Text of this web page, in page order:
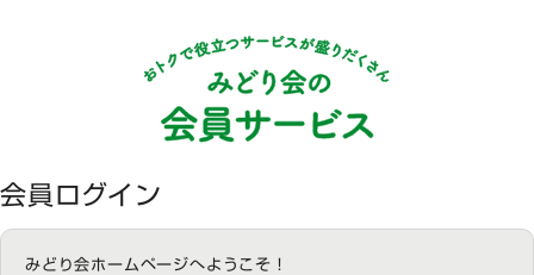
会員ログイン
みどり会ホームページへようこそ！